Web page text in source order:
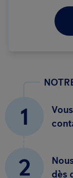
1
2
dès